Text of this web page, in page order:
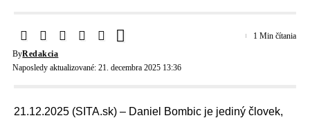
Naposledy aktualizované: 21. decembra 2025 13:36
ByRedakcia
1 Min čítania
21.12.2025 (SITA.sk) – Daniel Bombic je jediný človek,